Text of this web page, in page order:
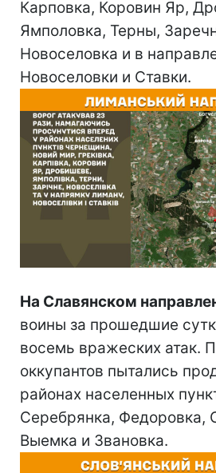
Карповка, Коровин Яр,
Ямполовка, Терны,
Новоселовка и в
Новоселовки и Ставки.
На Славянском
воины за прошедшие
восемь вражеских атак.
оккупантов пытались
районах населенных
Серебрянка, Федоровка,
Выемка и Звановка.